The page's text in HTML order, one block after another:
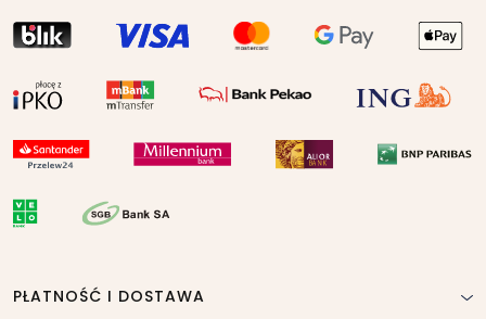
PŁATNOŚĆ I DOSTAWA